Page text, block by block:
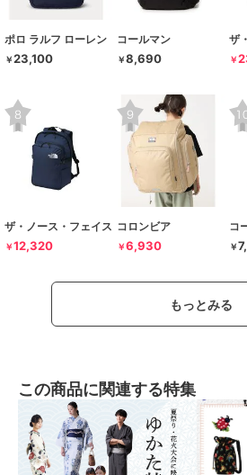
ポロ ラルフ ローレン
￥23,100
コールマン
￥8,690
ザ
￥
ザ・ノース・フェイス
￥12,320
コロンビア
￥6,930
コ
￥
もっとみる
この商品に関連する特集